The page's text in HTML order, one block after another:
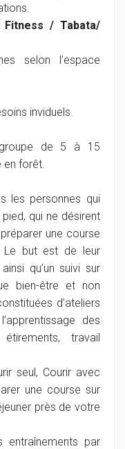
/ Tabata/
selon l’espace
inviduels.
de 5 à 15
forêt.
les personnes qui
qui ne désirent
une course
Le but est de leur
qu’un suivi sur
bien-être et non
d’ateliers
des
travail
seul, Courir avec
une course sur
près de votre
entraînements par